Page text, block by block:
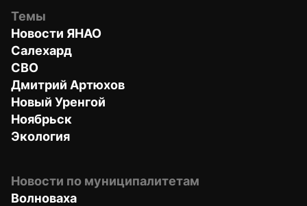
Темы
Новости ЯНАО
Салехард
СВО
Дмитрий Артюхов
Новый Уренгой
Ноябрьск
Экология
Новости по муниципалитетам
Волноваха